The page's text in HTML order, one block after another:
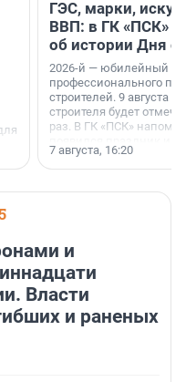
ГЭС, марки,
ВВП: в ГК «ПСК»
об истории Дня
2026-й — юбилейный
профессионального
строителей. 9 августа
строителя будет
раз. В ГК «ПСК»
поменялась роль
7 августа, 16:20
и
Власти
и раненых